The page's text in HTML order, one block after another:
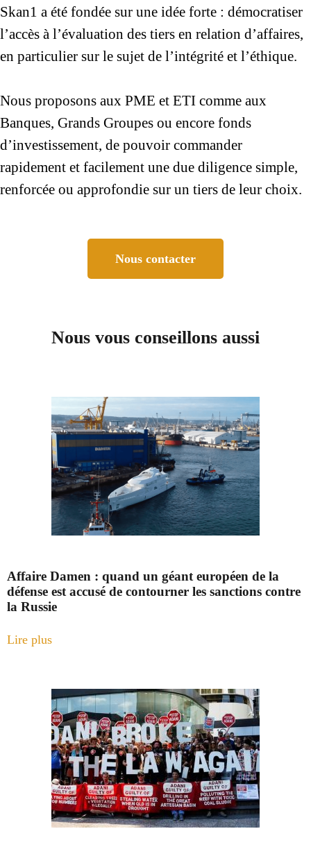
Skan1 a été fondée sur une idée forte : démocratiser
l’accès à l’évaluation des tiers en relation d’affaires,
en particulier sur le sujet de l’intégrité et l’éthique.
Nous proposons aux PME et ETI comme aux
Banques, Grands Groupes ou encore fonds
d’investissement, de pouvoir commander
rapidement et facilement une due diligence simple,
renforcée ou approfondie sur un tiers de leur choix.
Nous contacter
Nous vous conseillons aussi
Affaire Damen : quand un géant européen de la
défense est accusé de contourner les sanctions contre
la Russie
Lire plus